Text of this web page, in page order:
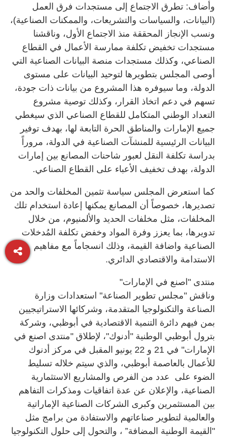
وأضاف: تطرق الاجتماع إلى مستجدات فرق العمل
(البيانات، والسياسات والتشريعات، والممكنات الصناعية)،
ونسب الإنجاز المحققة منذ الاجتماع الأول، وناقشنا
مستجدات تخفيض تكلفة ممارسة الأعمال في القطاع
الصناعي، وكذلك مستجدات منصة البيانات الصناعية التي
أوصى المجلس بتطويرها لتوحيد البيانات على مستوى
الدولة، وما سيوفره هذا المشروع من بيانات ذات جودة،
تسهم في دعم اتخاذ القرار، وكذلك توصية مشروع
التعداد الوطني المتكامل للقطاع الصناعي الذي سيغطي
جميع الإمارات والمناطق الحرة التابعة لها، بهدف توفير
البيانات الرئيسية للمنشآت الصناعية في الدولة، مروراً
بدراسة تكلفة النقل لعبور شاحنات المصانع بين إمارات
الدولة، بهدف تخفيف الأعباء على القطاع الصناعي.
كما استعرض المجلس سياسة تثمين المخلفات والحد من
تصديرها، خصوصاً أن المصانع يمكنها إعادة استخدام تلك
المخلفات، مثل مخلفات الحديد والألمنيوم، من خلال
تدويرها، بما يعزز وفرة المواد وخفض تكلفة المُدخلات
الصناعية واضافة القيمة، وذلك انسجاماً مع مفاهيم
الاستدامة والاقتصادي الدائري.
منتدى "اصنع في الإمارات"
وناقش "مجلس تطوير الصناعة" استعدادات وزارة
الصناعة والتكنولوجيا المتقدمة، وشركائها الاستراتيجيين
بمن فيهم دائرة التنمية الاقتصادية في أبوظبي، وشركة
بترول أبوظبي الوطنية "أدنوك"، لإطلاق "منتدى اصنع في
الإمارات" في 21 و 22 يونيو المقبل في مركز أدنوك
للأعمال بالعاصمة أبوظبي، والذي سيتم خلاله تسليط
الضوء على عدد من الفرص والمشاريع الاستثمارية
الصناعية، والإعلان عن عدة اتفاقيات ومذكرات التفاهم
بين المستثمرين وكبرى الشركات الصناعية الإماراتية
والعالمية لتطوير صناعاتهم والاستفادة من برامج مثل
"القيمة الوطنية المضافة” ، والتحول إلى حلول التكنولوجيا